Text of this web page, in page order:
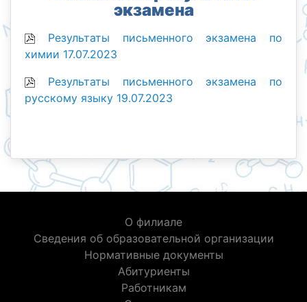
экзамена
Результаты письменного экзамена по
химии 17.07.2023
Результаты письменного экзамена по
русскому языку 19.07.2023
О филиале
Сведения об образовательной организации
Нормативные документы
Абитуриенты
Работникам